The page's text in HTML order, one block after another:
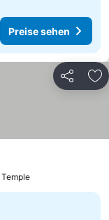
Preise sehen
Teilen